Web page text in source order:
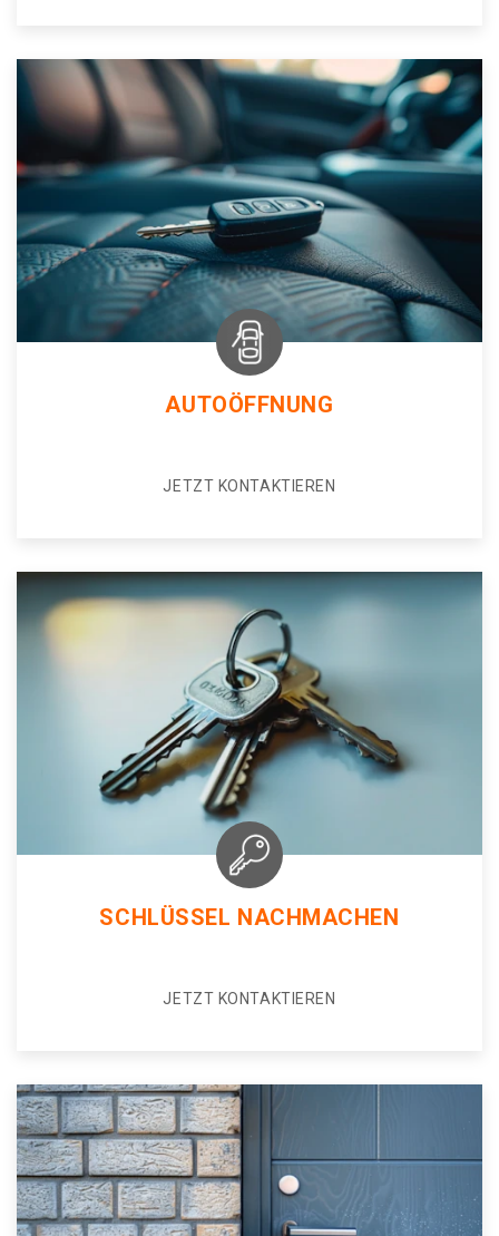
AUTOÖFFNUNG
JETZT KONTAKTIEREN
SCHLÜSSEL NACHMACHEN
JETZT KONTAKTIEREN